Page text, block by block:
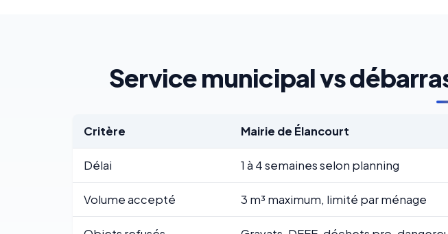
Service municipal vs
Critère Mairie de Élancourt
Délai 1 à 4 semaines selon planning
Volume accepté 3 m³ maximum, limité par ménage